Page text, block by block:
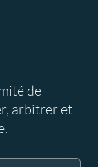
de
arbitrer et